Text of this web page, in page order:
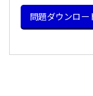
問題ダウンロー